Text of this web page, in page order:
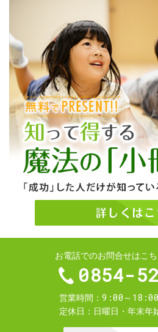
お電話でのお問合せはこち
0854-
営業時間 9:00～18:00
定休日 日曜日・年末年